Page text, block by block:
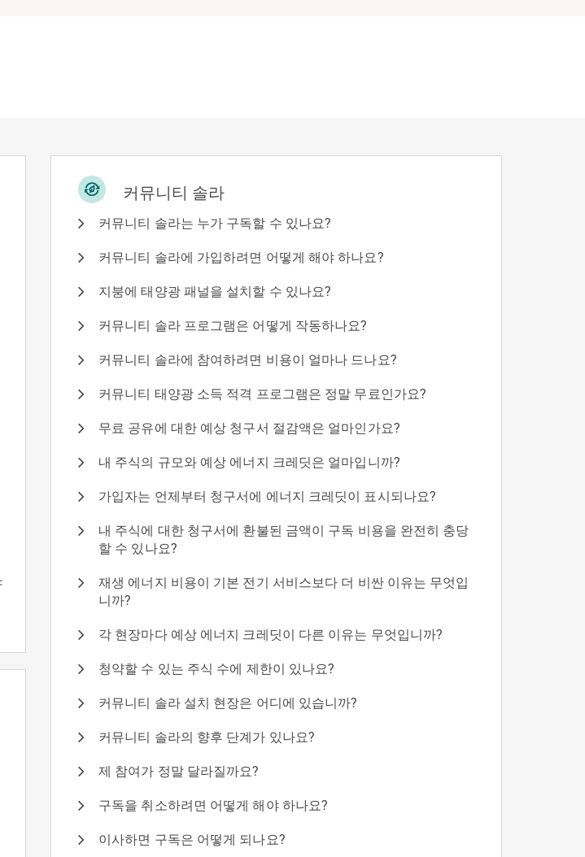
커뮤니티 솔라
커뮤니티 솔라는 누가 구독할 수 있나요?
커뮤니티 솔라에 가입하려면 어떻게 해야 하나요?
지붕에 태양광 패널을 설치할 수 있나요?
커뮤니티 솔라 프로그램은 어떻게 작동하나요?
커뮤니티 솔라에 참여하려면 비용이 얼마나 드나요?
커뮤니티 태양광 소득 적격 프로그램은 정말 무료인가요?
무료 공유에 대한 예상 청구서 절감액은 얼마인가요?
내 주식의 규모와 예상 에너지 크레딧은 얼마입니까?
가입자는 언제부터 청구서에 에너지 크레딧이 표시되나요?
내 주식에 대한 청구서에 환불된 금액이 구독 비용을 완전히 충당
할 수 있나요?
재생 에너지 비용이 기본 전기 서비스보다 더 비싼 이유는 무엇입
니까?
각 현장마다 예상 에너지 크레딧이 다른 이유는 무엇입니까?
청약할 수 있는 주식 수에 제한이 있나요?
커뮤니티 솔라 설치 현장은 어디에 있습니까?
커뮤니티 솔라의 향후 단계가 있나요?
제 참여가 정말 달라질까요?
구독을 취소하려면 어떻게 해야 하나요?
이사하면 구독은 어떻게 되나요?